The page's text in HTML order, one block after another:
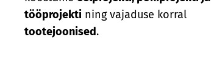
tööprojekti ning vajaduse korral
tootejoonised.